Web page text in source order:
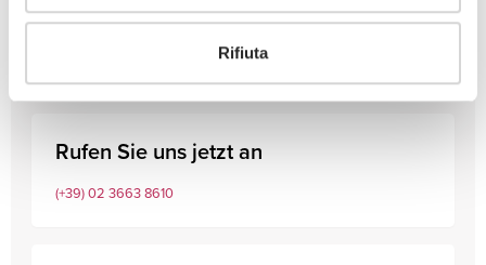
Rifiuta
Experten beraten.
Rufen Sie uns jetzt an
(+39) 02 3663 8610